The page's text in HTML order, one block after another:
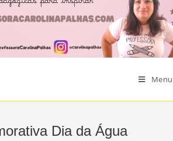
Menu
Dia da Água